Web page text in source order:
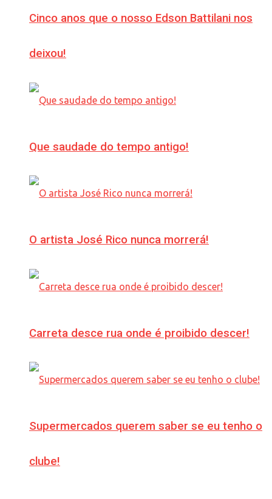
Cinco anos que o nosso Edson Battilani nos
deixou!
Que saudade do tempo antigo!
O artista José Rico nunca morrerá!
Carreta desce rua onde é proibido descer!
Supermercados querem saber se eu tenho o
clube!